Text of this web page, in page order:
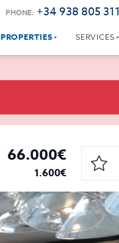
PHONE: +34 938 805 311
PROPERTIES SERVICES
66.000€
1.600€